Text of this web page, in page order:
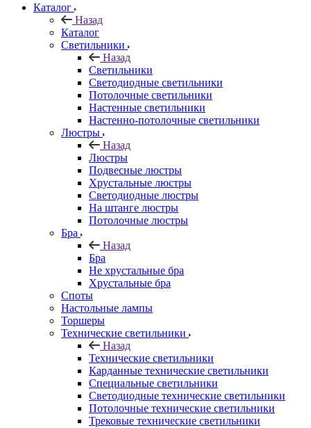
Каталог
Назад
Каталог
Светильники
Назад
Светильники
Светодиодные светильники
Потолочные светильники
Настенные светильники
Настенно-потолочные светильники
Люстры
Назад
Люстры
Подвесные люстры
Хрустальные люстры
Светодиодные люстры
На штанге люстры
Потолочные люстры
Бра
Назад
Бра
Не хрустальные бра
Хрустальные бра
Споты
Настольные лампы
Торшеры
Технические светильники
Назад
Технические светильники
Карданные технические светильники
Специальные светильники
Светодиодные технические светильники
Потолочные технические светильники
Трековые технические светильники